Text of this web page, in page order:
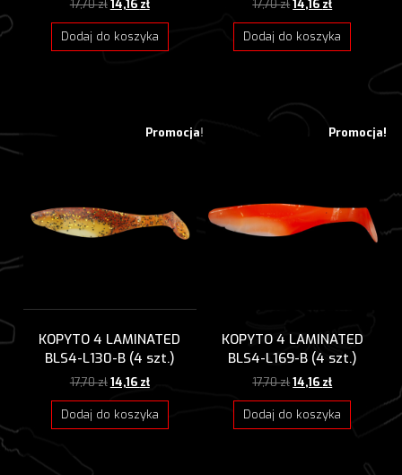
17,70złPierwotna
cena
wynosiła:
17,70 zł.
14,16 złAktualna
cena
wynosi:
14,16 zł.
Dodaj do koszyka
17,70złPierwotna
cena
wynosiła:
17,70 zł.
14,16 złAktualna
cena
wynosi:
14,16 zł.
Dodaj do koszyka
Promocja!
KOPYTO 4 LAMINATED
BLS4-L130-B (4 szt.)
17,70złPierwotna
cena
wynosiła:
17,70 zł.
14,16 złAktualna
cena
wynosi:
14,16 zł.
Dodaj do koszyka
Promocja!
KOPYTO 4 LAMINATED
BLS4-L169-B (4 szt.)
17,70złPierwotna
cena
wynosiła:
17,70 zł.
14,16 złAktualna
cena
wynosi:
14,16 zł.
Dodaj do koszyka